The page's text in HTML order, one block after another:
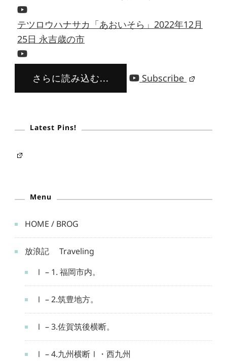
テツロウハナサカ「あおいそら」2022年12月
25日 永吉歳の市
さらに読み込む... Subscribe
Latest Pins!
Menu
HOME / BROG
放浪記 Traveling
Ⅰ – 1. 福岡市内。
Ⅰ – 2.筑豊地方。
Ⅰ – 3.佐賀筑後横断。
Ⅰ – 4.九州横断Ⅰ・西九州